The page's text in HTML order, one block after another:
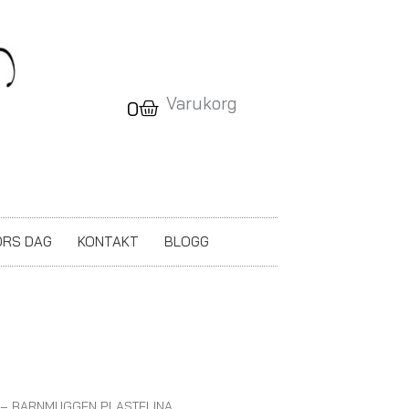
0
Varukorg
Varukorg
DAG KONTAKT BLOGG